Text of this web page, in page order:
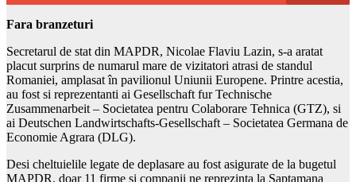
Fara branzeturi
Secretarul de stat din MAPDR, Nicolae Flaviu Lazin, s-a aratat
placut surprins de numarul mare de vizitatori atrasi de standul
Romaniei, amplasat în pavilionul Uniunii Europene. Printre acestia,
au fost si reprezentanti ai Gesellschaft fur Technische
Zusammenarbeit – Societatea pentru Colaborare Tehnica (GTZ), si
ai Deutschen Landwirtschafts-Gesellschaft – Societatea Germana de
Economie Agrara (DLG).
Desi cheltuielile legate de deplasare au fost asigurate de la bugetul
MAPDR, doar 11 firme si companii ne reprezinta la Saptamana